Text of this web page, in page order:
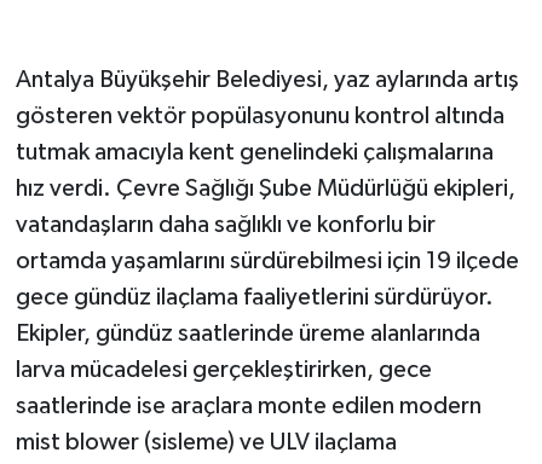
Antalya Büyükşehir Belediyesi, yaz aylarında artış
gösteren vektör popülasyonunu kontrol altında
tutmak amacıyla kent genelindeki çalışmalarına
hız verdi. Çevre Sağlığı Şube Müdürlüğü ekipleri,
vatandaşların daha sağlıklı ve konforlu bir
ortamda yaşamlarını sürdürebilmesi için 19 ilçede
gece gündüz ilaçlama faaliyetlerini sürdürüyor.
Ekipler, gündüz saatlerinde üreme alanlarında
larva mücadelesi gerçekleştirirken, gece
saatlerinde ise araçlara monte edilen modern
mist blower (sisleme) ve ULV ilaçlama